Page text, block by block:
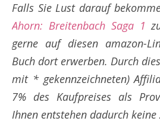
Falls Sie Lust darauf
Ahorn: Breitenbach Saga 1
gerne auf diesen amazon-
Buch dort erwerben. Durch
mit * gekennzeichneten)
7% des Kaufpreises als
Ihnen entstehen dadurch keine